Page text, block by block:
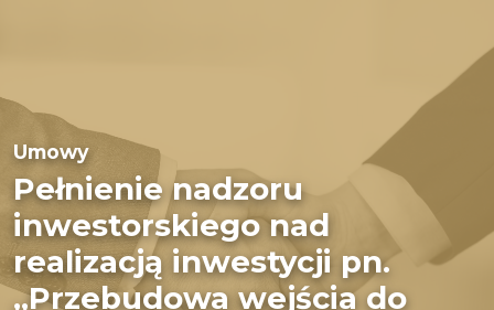
Umowy
Pełnienie nadzoru
inwestorskiego nad
realizacją inwestycji pn.
„Przebudowa wejścia do